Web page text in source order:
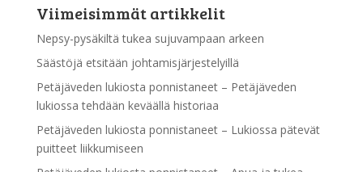
Viimeisimmät artikkelit
Nepsy-pysäkiltä tukea sujuvampaan arkeen
Säästöjä etsitään johtamisjärjestelyillä
Petäjäveden lukiosta ponnistaneet – Petäjäveden
lukiossa tehdään keväällä historiaa
Petäjäveden lukiosta ponnistaneet – Lukiossa pätevät
puitteet liikkumiseen